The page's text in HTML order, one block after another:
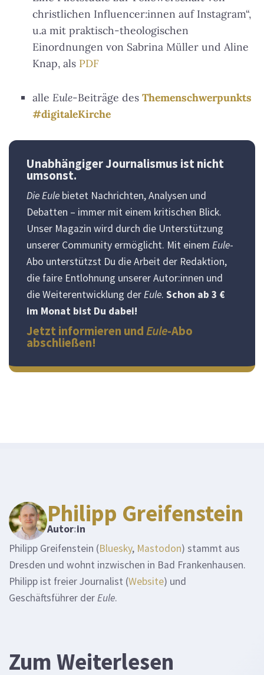
christlichen Influencer:innen auf Instagram“,
u.a mit praktisch-theologischen
Einordnungen von Sabrina Müller und Aline
Knap, als PDF
alle Eule-Beiträge des Themenschwerpunkts
#digitaleKirche
Unabhängiger Journalismus ist nicht
umsonst.
Die Eule bietet Nachrichten, Analysen und
Debatten – immer mit einem kritischen Blick.
Unser Magazin wird durch die Unterstützung
unserer Community ermöglicht. Mit einem Eule-
Abo unterstützst Du die Arbeit der Redaktion,
die faire Entlohnung unserer Autor:innen und
die Weiterentwicklung derEule. Schon ab 3 €
im Monat bist Du dabei!
Jetzt informieren undEule-Abo
abschließen!
Philipp Greifenstein
Autor:in
Philipp Greifenstein (Bluesky, Mastodon) stammt aus
Dresden und wohnt inzwischen in Bad Frankenhausen.
Philipp ist freier Journalist (Website) und
Geschäftsführer derEule.
Zum Weiterlesen